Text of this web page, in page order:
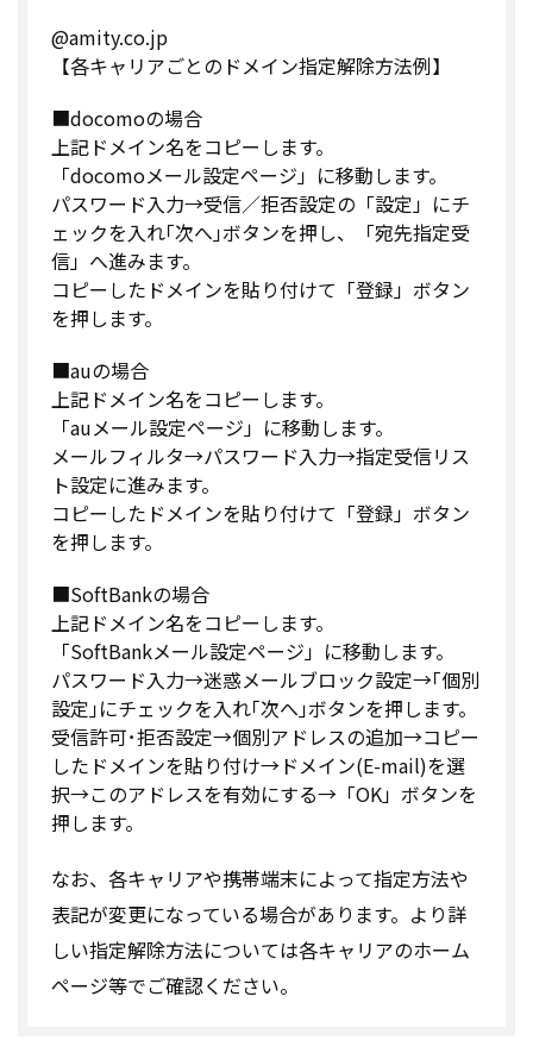
@amity.co.jp
【各キャリアごとのドメイン指定解除方法例】
■docomoの場合
上記ドメイン名をコピーします。
「docomoメール設定ページ」に移動します。
パスワード入力→受信／拒否設定の「設定」にチ
ェックを入れ｢次へ｣ボタンを押し、「宛先指定受
信」へ進みます。
コピーしたドメインを貼り付けて「登録」ボタン
を押します。
■auの場合
上記ドメイン名をコピーします。
「auメール設定ページ」に移動します。
メールフィルタ→パスワード入力→指定受信リス
ト設定に進みます。
コピーしたドメインを貼り付けて「登録」ボタン
を押します。
■SoftBankの場合
上記ドメイン名をコピーします。
「SoftBankメール設定ページ」に移動します。
パスワード入力→迷惑メールブロック設定→｢個別
設定｣にチェックを入れ｢次へ｣ボタンを押します。
受信許可･拒否設定→個別アドレスの追加→コピー
したドメインを貼り付け→ドメイン(E-mail)を選
択→このアドレスを有効にする→「OK」ボタンを
押します。
なお、各キャリアや携帯端末によって指定方法や
表記が変更になっている場合があります。より詳
しい指定解除方法については各キャリアのホーム
ページ等でご確認ください。